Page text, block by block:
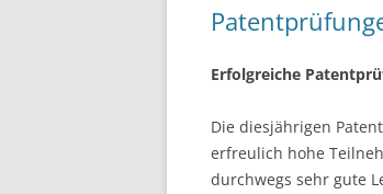
Erfolgreiche
Die diesjährigen
erfreulich hohe
durchwegs sehr gute